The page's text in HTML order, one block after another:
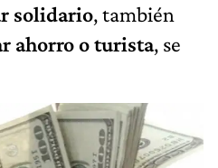
solidario, también
ahorro o turista, se